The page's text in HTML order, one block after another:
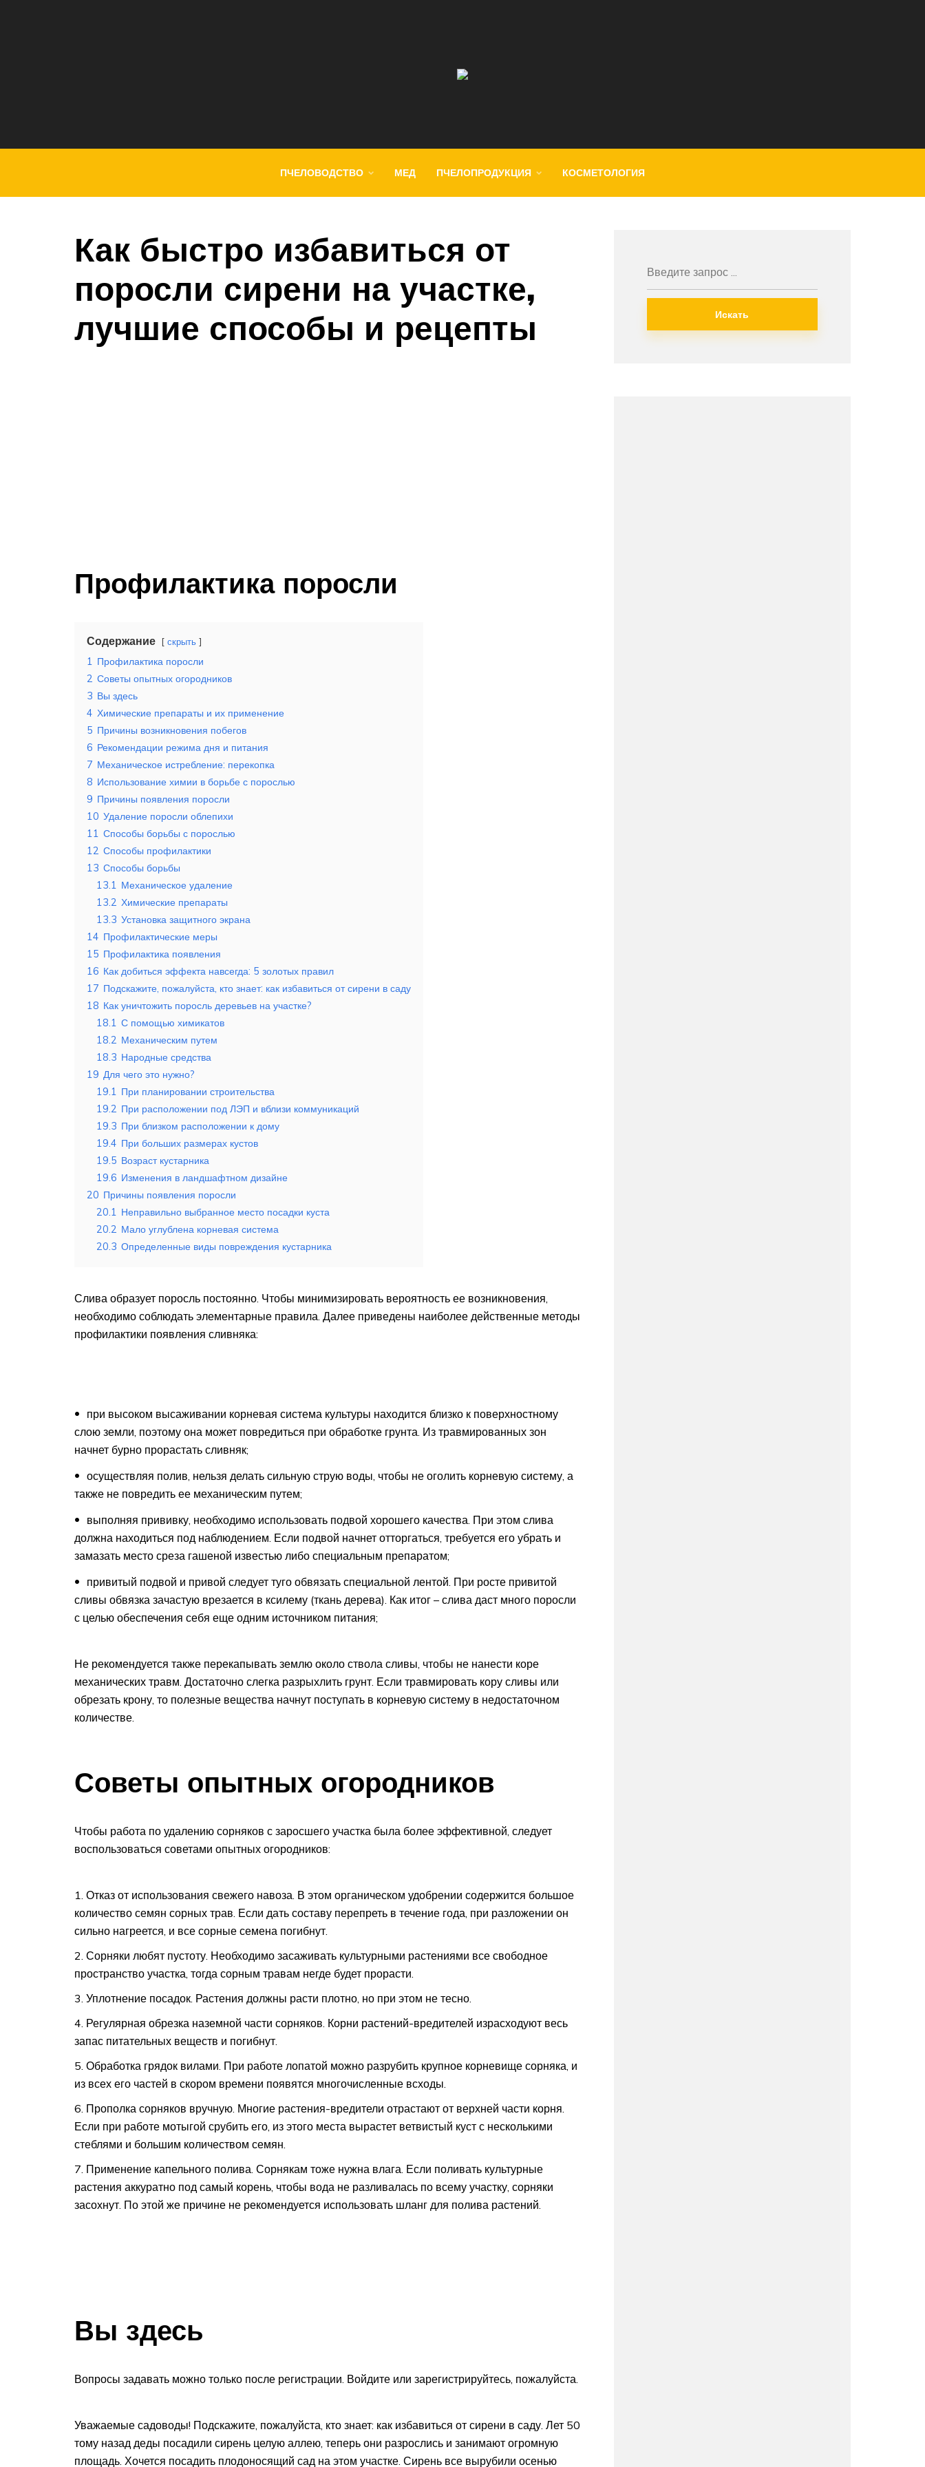
ПЧЕЛОВОДСТВО МЕД ПЧЕЛОПРОДУКЦИЯ КОСМЕТОЛОГИЯ
Как быстро избавиться от
поросли сирени на участке,
лучшие способы и рецепты
Профилактика поросли
Содержание скрыть
1 Профилактика поросли
2 Советы опытных огородников
3 Вы здесь
4 Химические препараты и их применение
5 Причины возникновения побегов
6 Рекомендации режима дня и питания
7 Механическое истребление: перекопка
8 Использование химии в борьбе с порослью
9 Причины появления поросли
10 Удаление поросли облепихи
11 Способы борьбы с порослью
12 Способы профилактики
13 Способы борьбы
13.1 Механическое удаление
13.2 Химические препараты
13.3 Установка защитного экрана
14 Профилактические меры
15 Профилактика появления
16 Как добиться эффекта навсегда: 5 золотых правил
17 Подскажите, пожалуйста, кто знает: как избавиться от сирени в саду
18 Как уничтожить поросль деревьев на участке?
18.1 С помощью химикатов
18.2 Механическим путем
18.3 Народные средства
19 Для чего это нужно?
19.1 При планировании строительства
19.2 При расположении под ЛЭП и вблизи коммуникаций
19.3 При близком расположении к дому
19.4 При больших размерах кустов
19.5 Возраст кустарника
19.6 Изменения в ландшафтном дизайне
20 Причины появления поросли
20.1 Неправильно выбранное место посадки куста
20.2 Мало углублена корневая система
20.3 Определенные виды повреждения кустарника
Слива образует поросль постоянно. Чтобы минимизировать вероятность ее возникновения,
необходимо соблюдать элементарные правила. Далее приведены наиболее действенные методы
профилактики появления сливняка:
при высоком высаживании корневая система культуры находится близко к поверхностному
слою земли, поэтому она может повредиться при обработке грунта. Из травмированных зон
начнет бурно прорастать сливняк;
осуществляя полив, нельзя делать сильную струю воды, чтобы не оголить корневую систему, а
также не повредить ее механическим путем;
выполняя прививку, необходимо использовать подвой хорошего качества. При этом слива
должна находиться под наблюдением. Если подвой начнет отторгаться, требуется его убрать и
замазать место среза гашеной известью либо специальным препаратом;
привитый подвой и привой следует туго обвязать специальной лентой. При росте привитой
сливы обвязка зачастую врезается в ксилему (ткань дерева). Как итог – слива даст много поросли
с целью обеспечения себя еще одним источником питания;
Не рекомендуется также перекапывать землю около ствола сливы, чтобы не нанести коре
механических травм. Достаточно слегка разрыхлить грунт. Если травмировать кору сливы или
обрезать крону, то полезные вещества начнут поступать в корневую систему в недостаточном
количестве.
Советы опытных огородников
Чтобы работа по удалению сорняков с заросшего участка была более эффективной, следует
воспользоваться советами опытных огородников:
Отказ от использования свежего навоза. В этом органическом удобрении содержится большое
количество семян сорных трав. Если дать составу перепреть в течение года, при разложении он
сильно нагреется, и все сорные семена погибнут.
Сорняки любят пустоту. Необходимо засаживать культурными растениями все свободное
пространство участка, тогда сорным травам негде будет прорасти.
Уплотнение посадок. Растения должны расти плотно, но при этом не тесно.
Регулярная обрезка наземной части сорняков. Корни растений-вредителей израсходуют весь
запас питательных веществ и погибнут.
Обработка грядок вилами. При работе лопатой можно разрубить крупное корневище сорняка, и
из всех его частей в скором времени появятся многочисленные всходы.
Прополка сорняков вручную. Многие растения-вредители отрастают от верхней части корня.
Если при работе мотыгой срубить его, из этого места вырастет ветвистый куст с несколькими
стеблями и большим количеством семян.
Применение капельного полива. Сорнякам тоже нужна влага. Если поливать культурные
растения аккуратно под самый корень, чтобы вода не разливалась по всему участку, сорняки
засохнут. По этой же причине не рекомендуется использовать шланг для полива растений.
Вы здесь
Вопросы задавать можно только после регистрации. Войдите или зарегистрируйтесь, пожалуйста.
Уважаемые садоводы! Подскажите, пожалуйста, кто знает: как избавиться от сирени в саду. Лет 50
тому назад деды посадили сирень целую аллею, теперь они разрослись и занимают огромную
площадь. Хочется посадить плодоносящий сад на этом участке. Сирень все вырубили осенью
Искать